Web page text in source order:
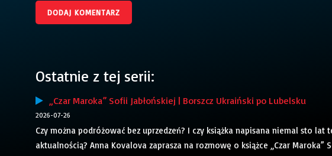
Ostatnie z tej serii:
„Czar Maroka” Sofii Jabłońskiej | Borszcz Ukraiński po Lubelsku
2026-07-26
Czy można podróżować bez uprzedzeń? I czy książka napisana niemal sto lat
aktualnością? Anna Kovalova zaprasza na rozmowę o książce „Czar Maroka”